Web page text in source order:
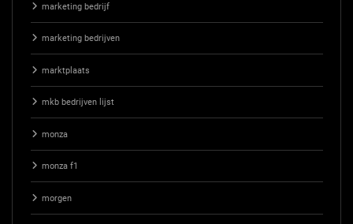
marketing bedrijf
marketing bedrijven
marktplaats
mkb bedrijven lijst
monza
monza f1
morgen